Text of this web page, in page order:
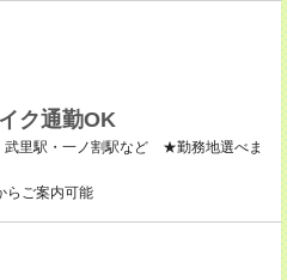
ク通勤OK
武里駅・一ノ割駅など ★勤務地選べま
ご案内可能